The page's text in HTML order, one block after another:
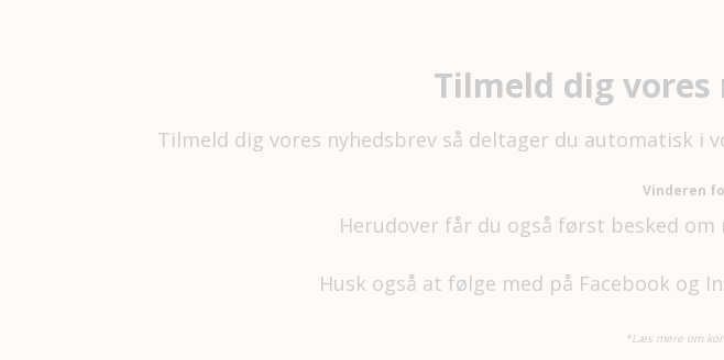
Tilmeld dig vores
Tilmeld dig vores nyhedsbrev så deltager du automatisk i
Vinderen
Herudover får du også først besked
Husk også at følge med på Facebookog
*Læs mere om